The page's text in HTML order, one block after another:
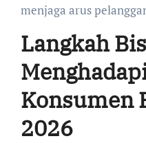
menjaga arus
Langkah
Konsumen
2026